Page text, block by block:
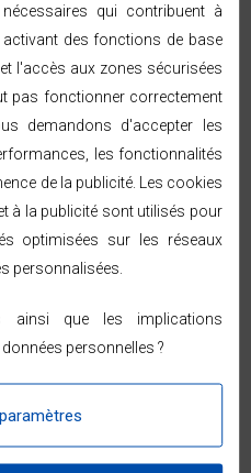
bureau. Vous aurez tous vos
bureau à portée de main,
aussi servir de meuble de
pour offrir un plan de travail
qui contribuent à
activant des fonctions de base
l'accès aux zones sécurisées
pas fonctionner correctement
demandons d'accepter les
les fonctionnalités
de la publicité. Les cookies
à la publicité sont utilisés pour
optimisées sur les réseaux
personnalisées.
ainsi que les implications
personnelles ?